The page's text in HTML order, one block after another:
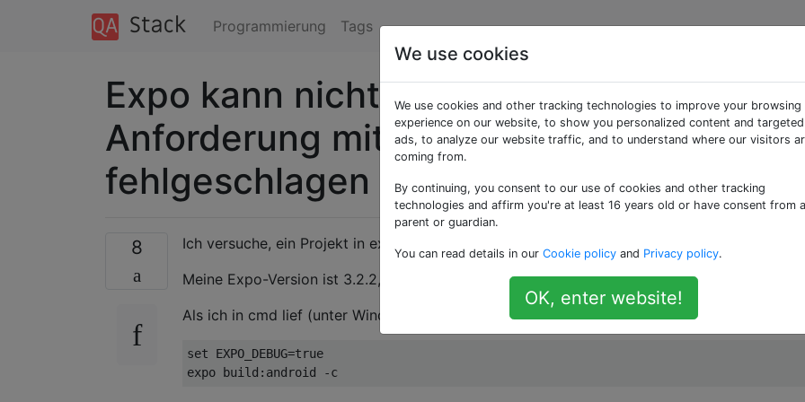
Programmierung Tags
Expo kann nicht erstellt werden,
Anforderung mit Statuscode 400
fehlgeschlagen
8
Ich versuche, ein Projekt in expo reag native Projekt zu erstellen.
Meine Expo-Version ist 3.2.2, sdkVersion ist 35.
Als ich in cmd lief (unter Windows 10)
set EXPO_DEBUG=true
We use cookies
We use cookies and other tracking technologies to improve your browsing
experience on our website, to show you personalized content and targeted
ads, to analyze our website traffic, and to understand where our visitors
coming from.
By continuing, you consent to our use of cookies and other tracking
technologies and affirm you're at least 16 years old or have consent from a
parent or guardian.
You can read details in our Cookie policy and Privacy policy.
OK, enter website!